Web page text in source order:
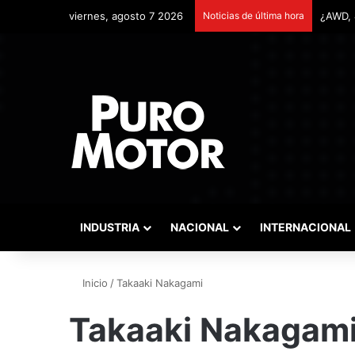
viernes, agosto 7 2026 Noticias de última hora
INDUSTRIA NACIONAL INTERNACIONAL
Inicio /Takaaki Nakagami
Takaaki